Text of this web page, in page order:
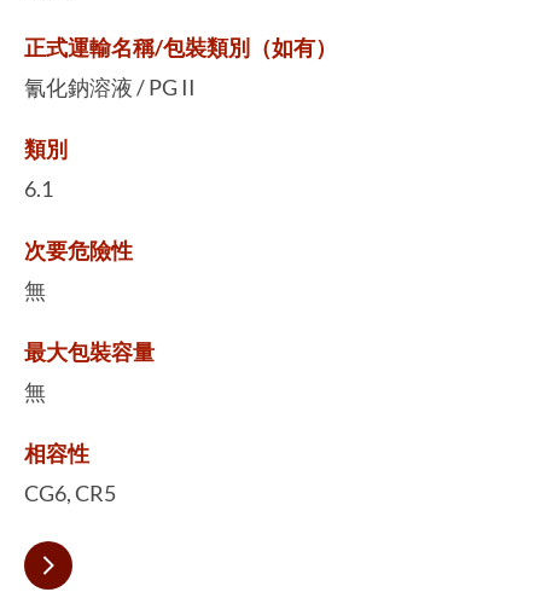
正式運輸名稱/包裝類別（如有）
氰化鈉溶液 / PG II
類別
6.1
次要危險性
無
最大包裝容量
無
相容性
CG6, CR5